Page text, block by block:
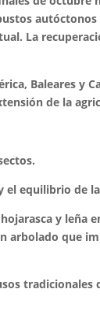
La
Baleares y
de la
el equilibrio de
y leña
arbolado que